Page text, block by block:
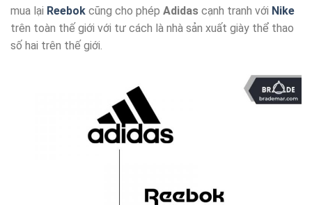
mua lại Reebok cũng cho phép Adidas cạnh tranh với Nike
trên toàn thế giới với tư cách là nhà sản xuất giày thể thao
số hai trên thế giới.